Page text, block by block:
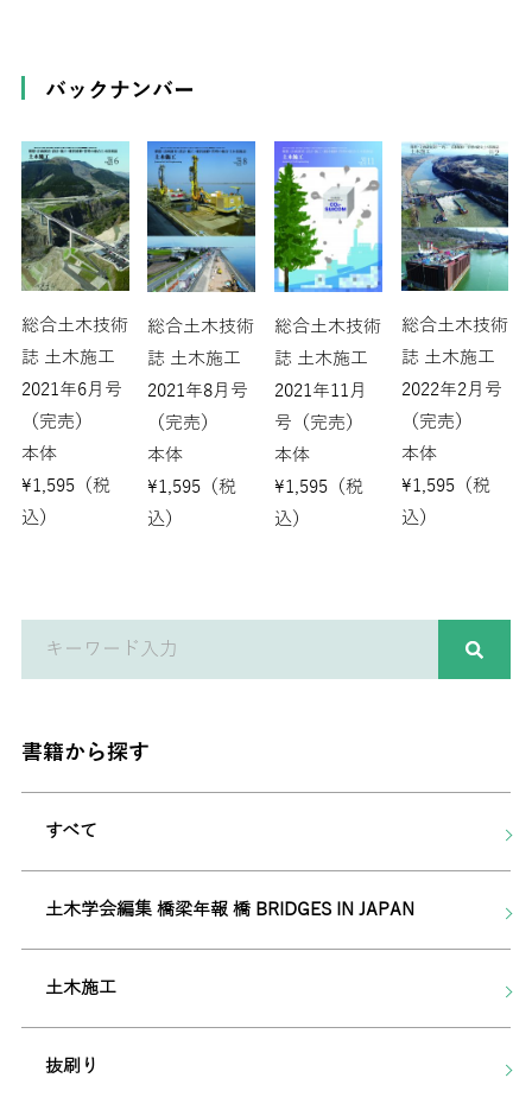
バックナンバー
総合土木技術
誌 土木施工
2021年6月号
（完売）
本体
¥1,595（税
込）
総合土木技術
誌 土木施工
2021年8月号
（完売）
本体
¥1,595 （税
込）
総合土木技術
誌 土木施工
2021年11月
号（完売）
本体
¥1,595（税
込）
総合土木技術
誌 土木施工
2022年2月号
（完売）
本体
¥1,595（税
込）
書籍から探す
すべて
土木学会編集 橋梁年報 橋 BRIDGES IN JAPAN
土木施工
抜刷り